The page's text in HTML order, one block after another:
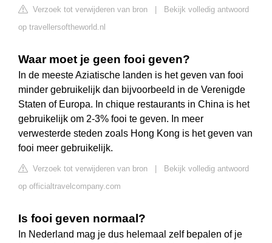
Verzoek tot verwijderen van bron
Bekijk volledig antwoord
op travellersoftheworld.nl
Waar moet je geen fooi geven?
In de meeste Aziatische landen is het geven van fooi
minder gebruikelijk dan bijvoorbeeld in de Verenigde
Staten of Europa. In chique restaurants in China is het
gebruikelijk om 2-3% fooi te geven. In meer
verwesterde steden zoals Hong Kong is het geven van
fooi meer gebruikelijk.
Verzoek tot verwijderen van bron
Bekijk volledig antwoord
op officialtravelcompany.com
Is fooi geven normaal?
In Nederland mag je dus helemaal zelf bepalen of je